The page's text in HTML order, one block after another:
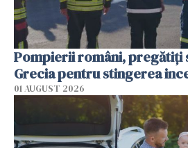
Pompierii români, pregătiţi
Grecia pentru stingerea
01 AUGUST 2026